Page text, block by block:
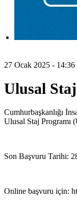
27 Ocak 2025 - 14:36
Ulusal Staj
Cumhurbaşkanlığı
Ulusal Staj Programı
Son Başvuru Tarihi:
Online başvuru için: